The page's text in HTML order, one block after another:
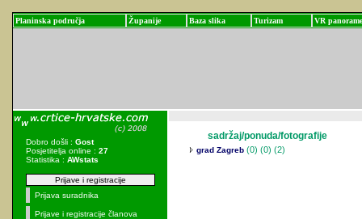
Planinska područja Županije Baza slika Turizam VR panorame
Dobro došli : Gost
Posjetitelja online : 27
Statistika : AWstats
Prijave i registracije
Prijava suradnika
Prijave i registracije članova
sadržaj/ponuda/fotografije
grad Zagreb (0) (0) (2)